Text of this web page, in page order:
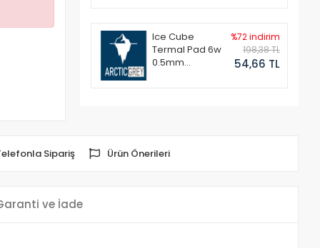
Ice Cube
Termal Pad 6w
0.5mm
%72 indirim
198,38 TL
54,66 TL
Sipariş Ürün Önerileri
ve İade